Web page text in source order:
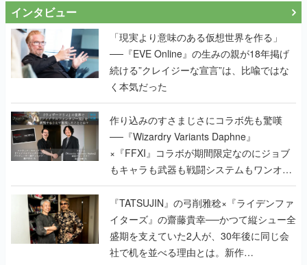
インタビュー
「現実より意味のある仮想世界を作る」
──『EVE Online』の生みの親が18年掲げ
続ける”クレイジーな宣言”は、比喩ではな
く本気だった
作り込みのすさまじさにコラボ先も驚嘆
──『Wizardry Variants Daphne』
×『FFXI』コラボが期間限定なのにジョブ
もキャラも武器も戦闘システムもワンオフ
で作り込まれた理由を両ディレクターに聞
く
『TATSUJIN』の弓削雅稔×『ライデンファ
イターズ』の齋藤貴幸──かつて縦シュー全
盛期を支えていた2人が、30年後に同じ会
社で机を並べる理由とは。新作